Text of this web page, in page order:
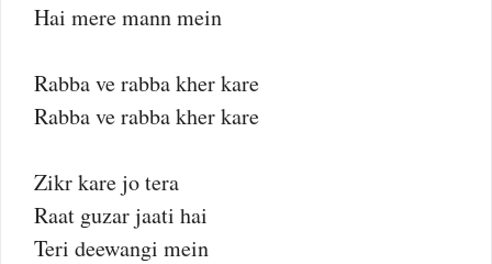
Hai mere mann mein
Rabba ve rabba kher kare
Rabba ve rabba kher kare
Zikr kare jo tera
Raat guzar jaati hai
Teri deewangi mein